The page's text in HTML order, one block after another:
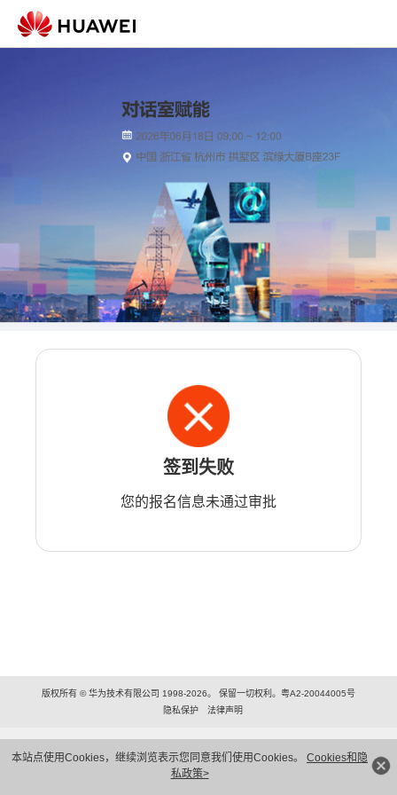
本站点使用Cookies，继续浏览表示您同意我们使用Cookies。 Cookies和隐
私政策>
签到失败
您的报名信息未通过审批
版权所有 © 华为技术有限公司 1998-2026。 保留一切权利。粤A2-20044005号
隐私保护
法律声明